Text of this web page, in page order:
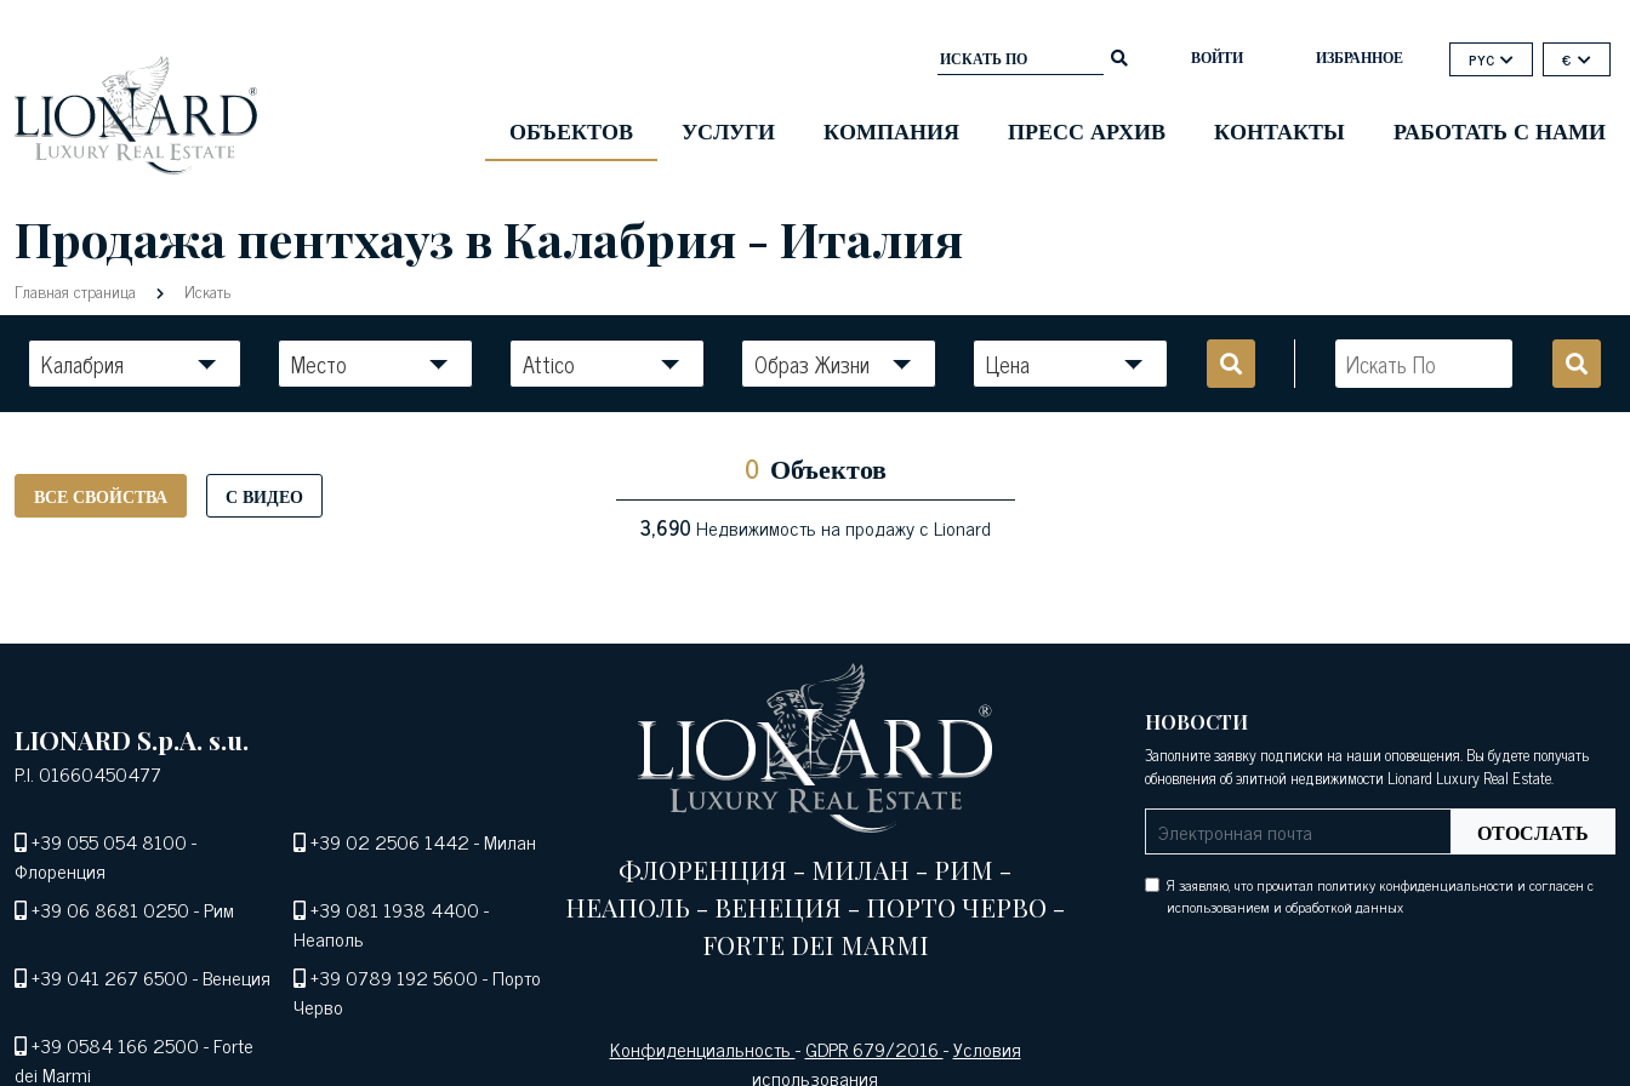
ВОЙТИ ИЗБРАННОЕ PYC €
ОБЪЕКТОВ УСЛУГИ КОМПАНИЯ ПРЕСС АРХИВ КОНТАКТЫ РАБОТАТЬ С НАМИ
Продажа пентхауз в Калабрия - Италия
Главная страница Искать
Калабрия Место Attico Образ Жизни Цена
ВСЕ СВОЙСТВА С ВИДЕО
0 Объектов
3,690Недвижимость на продажу с Lionard
LIONARD S.p.A. s.u.
P.I. 01660450477
+39 055 054 8100-
Флоренция
+39 02 2506 1442- Милан
+39 06 8681 0250- Рим +39 081 1938 4400-
Неаполь
+39 041 267 6500- Венеция +39 0789 192 5600- Порто
Черво
+39 0584 166 2500- Forte
dei Marmi
ФЛОРЕНЦИЯ - МИЛАН - РИМ -
НЕАПОЛЬ - ВЕНЕЦИЯ - ПОРТО ЧЕРВО -
FORTE DEI MARMI
Конфиденциальность-GDPR 679/2016-Условия
использования
НОВОСТИ
Заполните заявку подписки на наши оповещения. Вы будете получать
обновления об элитной недвижимости Lionard Luxury Real Estate.
ОТОСЛАТЬ
Я заявляю, что прочитал политику конфиденциальности и согласен с
использованием и обработкой данных